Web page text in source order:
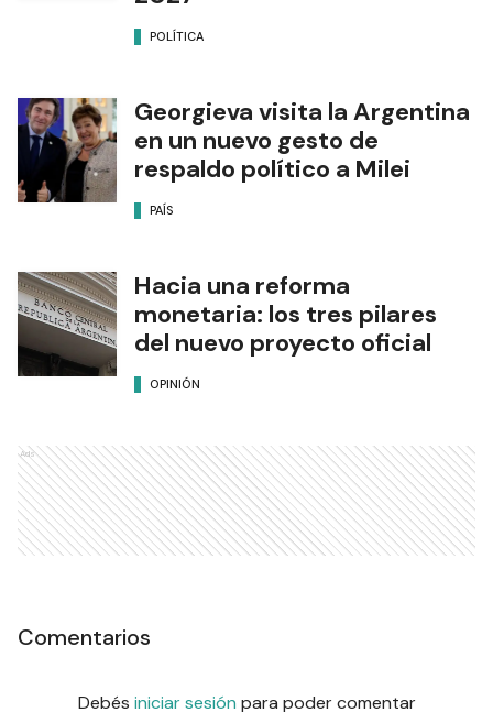
POLÍTICA
Georgieva visita la Argentina
en un nuevo gesto de
respaldo político a Milei
PAÍS
Hacia una reforma
monetaria: los tres pilares
del nuevo proyecto oficial
OPINIÓN
Ads
Comentarios
Debés iniciar sesión para poder comentar